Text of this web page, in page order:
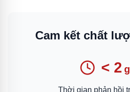
Cam kết chất
< 2
Thời gian phản hồi